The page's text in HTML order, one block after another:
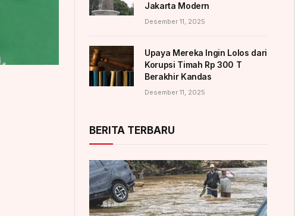
Jakarta Modern
Desember 11, 2025
Upaya Mereka Ingin Lolos dari
Korupsi Timah Rp 300 T
Berakhir Kandas
Desember 11, 2025
BERITA TERBARU